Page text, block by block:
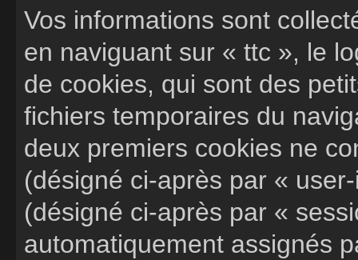
Vos informations sont
en naviguant sur « ttc », le
de cookies, qui sont des
fichiers temporaires du
deux premiers cookies ne
(désigné ci-après par «
(désigné ci-après par «
automatiquement assignés